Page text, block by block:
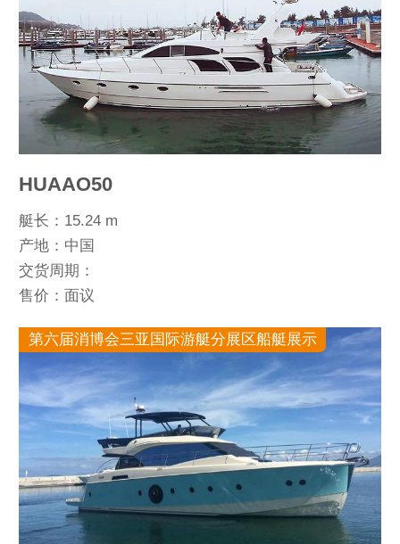
HUAAO50
艇长：15.24 m
产地：中国
交货周期：
售价：面议
第六届消博会三亚国际游艇分展区船艇展示